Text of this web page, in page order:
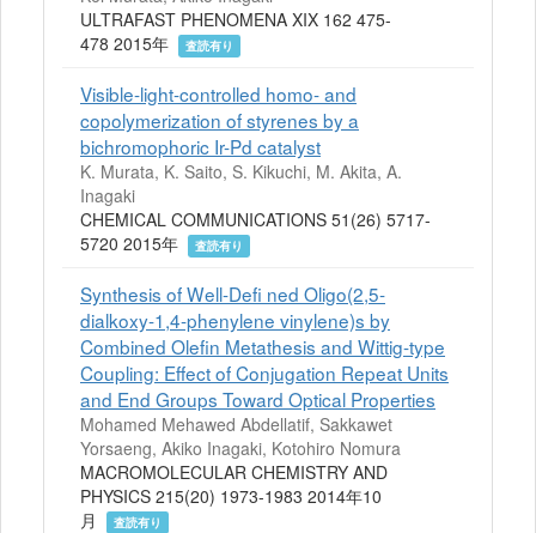
ULTRAFAST PHENOMENA XIX 162 475-
478 2015年
査読有り
Visible-light-controlled homo- and
copolymerization of styrenes by a
bichromophoric Ir-Pd catalyst
K. Murata, K. Saito, S. Kikuchi, M. Akita, A.
Inagaki
CHEMICAL COMMUNICATIONS 51(26) 5717-
5720 2015年
査読有り
Synthesis of Well-Defi ned Oligo(2,5-
dialkoxy-1,4-phenylene vinylene)s by
Combined Olefin Metathesis and Wittig-type
Coupling: Effect of Conjugation Repeat Units
and End Groups Toward Optical Properties
Mohamed Mehawed Abdellatif, Sakkawet
Yorsaeng, Akiko Inagaki, Kotohiro Nomura
MACROMOLECULAR CHEMISTRY AND
PHYSICS 215(20) 1973-1983 2014年10
月
査読有り